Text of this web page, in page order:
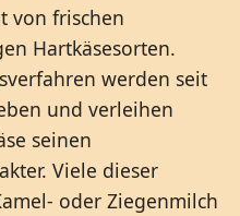
von frischen
Hartkäsesorten.
werden seit
und verleihen
seinen
Viele dieser
oder Ziegenmilch